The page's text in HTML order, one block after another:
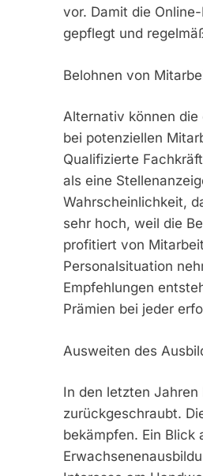
vor. Damit die
gepflegt und
Belohnen von
Alternativ können die
bei potenziellen
Qualifizierte
als eine
Wahrscheinlichkeit,
sehr hoch, weil die
profitiert von
Personalsituation
Empfehlungen
Prämien bei jeder
Ausweiten des
In den letzten
zurückgeschraubt.
bekämpfen. Ein